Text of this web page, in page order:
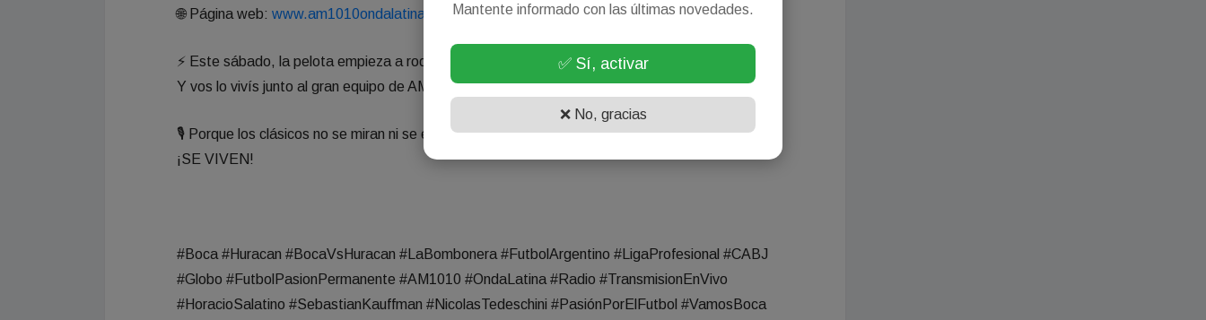
🌐 Página web: www.am1010ondalatina.com
⚡ Este sábado, la pelota empieza a rodar…
Y vos lo vivís junto al gran equipo de AM 1010 Onda Latina.
🎙️ Porque los clásicos no se miran ni se escuchan…
¡SE VIVEN!
#Boca #Huracan #BocaVsHuracan #LaBombonera #FutbolArgentino #LigaProfesional #CABJ
#Globo #FutbolPasionPermanente #AM1010 #OndaLatina #Radio #TransmisionEnVivo
#HoracioSalatino #SebastianKauffman #NicolasTedeschini #PasiónPorElFutbol #VamosBoca
Mantente informado con las últimas novedades.
✅ Sí, activar
❌ No, gracias